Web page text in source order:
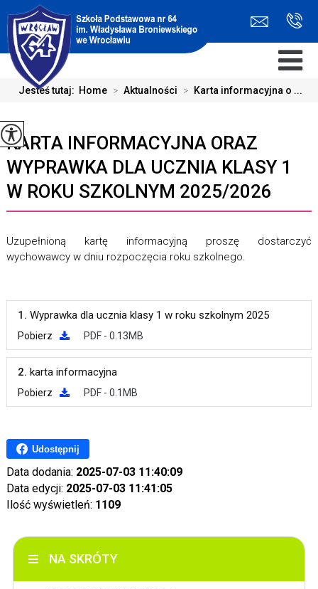
Jesteś tutaj: Home > Aktualności > Karta informacyjna o ...
KARTA INFORMACYJNA ORAZ
WYPRAWKA DLA UCZNIA KLASY 1
W ROKU SZKOLNYM 2025/2026
Uzupełnioną kartę informacyjną proszę dostarczyć
wychowawcy w dniu rozpoczęcia roku szkolnego.
1. Wyprawka dla ucznia klasy 1 w roku szkolnym 2025
Pobierz PDF - 0.13MB
2. karta informacyjna
Pobierz PDF - 0.1MB
Udostępnij
Data dodania: 2025-07-03 11:40:09
Data edycji: 2025-07-03 11:41:05
Ilość wyświetleń: 1109
NA SKRÓTY